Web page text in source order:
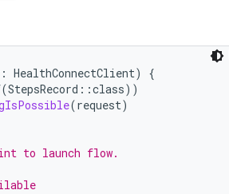
: HealthConnectClient)
{
(StepsRecord ::class))
(request)
to launch flow.